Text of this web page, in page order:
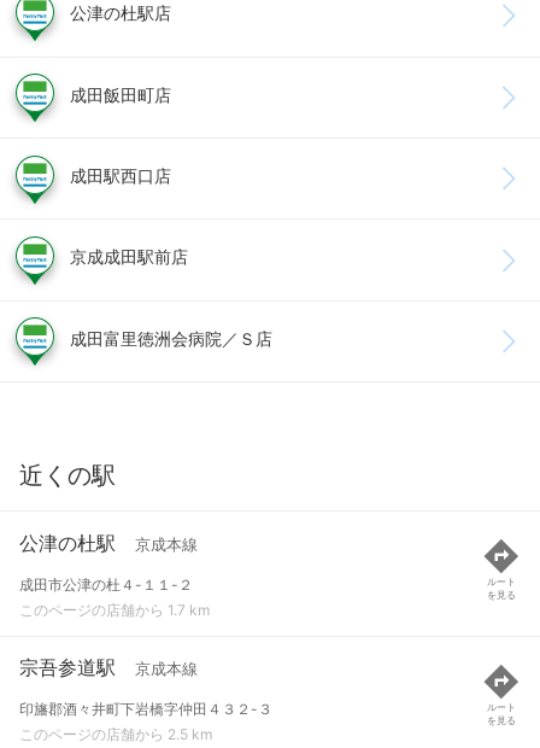
公津の杜駅店
成田飯田町店
成田駅西口店
京成成田駅前店
成田富里徳洲会病院／Ｓ店
近くの駅
公津の杜駅 京成本線
成田市公津の杜４-１１-２
このページの店舗から 1.7 km
ルート
を見る
宗吾参道駅 京成本線
印旛郡酒々井町下岩橋字仲田４３２-３
このページの店舗から 2.5 km
ルート
を見る